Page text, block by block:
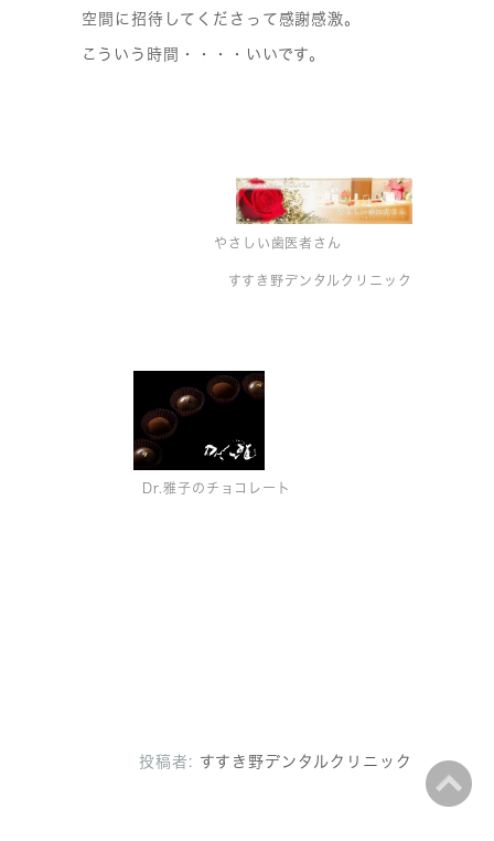
空間に招待してくださって感謝感激。
こういう時間・・・・いいです。
やさしい歯医者さん
すすき野デンタルクリニック
Dr.雅子のチョコレート
投稿者: すすき野デンタルクリニック